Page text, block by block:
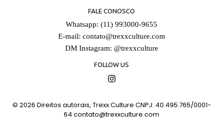
FALE CONOSCO
Whatsapp: (11) 993000-9655
E-mail: contato@trexxculture.com
DM Instagram: @trexxculture
FOLLOW US
Instagram
© 2026 Direitos autorais, Trexx Culture CNPJ: 40.495.765/0001-
64 contato@trexxculture.com